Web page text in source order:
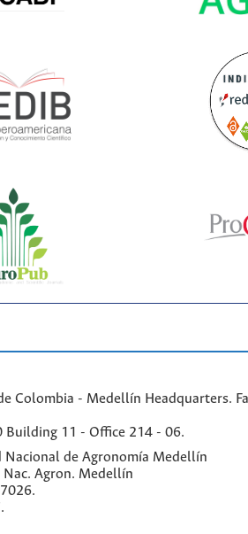
Colombia - Medellín Headquarters.
Building 11 - Office 214 - 06.
Nacional de Agronomía Medellín
Nac. Agron. Medellín